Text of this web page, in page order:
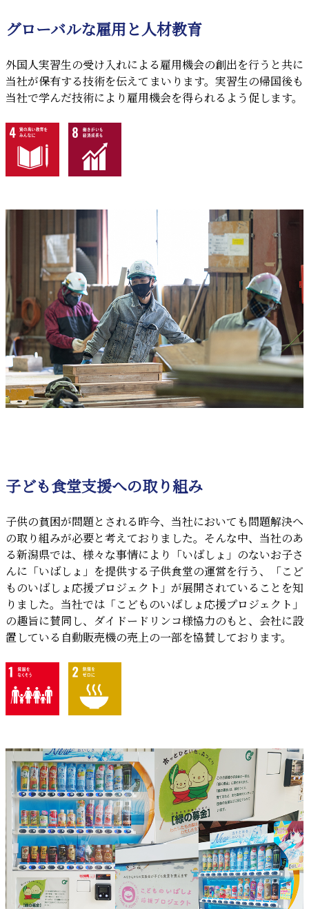
グローバルな雇用と人材教育
外国人実習生の受け入れによる雇用機会の創出を行うと共に
当社が保有する技術を伝えてまいります。実習生の帰国後も
当社で学んだ技術により雇用機会を得られるよう促します。
子ども食堂支援への取り組み
子供の貧困が問題とされる昨今、当社においても問題解決へ
の取り組みが必要と考えておりました。そんな中、当社のあ
る新潟県では、様々な事情により「いばしょ」のないお子さ
んに「いばしょ」を提供する子供食堂の運営を行う、「こど
ものいばしょ応援プロジェクト」が展開されていることを知
りました。当社では「こどものいばしょ応援プロジェクト」
の趣旨に賛同し、ダイドードリンコ様協力のもと、会社に設
置している自動販売機の売上の一部を協賛しております。